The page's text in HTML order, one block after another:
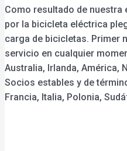
Como resultado de nuestra
por la bicicleta eléctrica
carga de bicicletas. Primer
servicio en cualquier
Australia, Irlanda, América,
Socios estables y de
Francia, Italia, Polonia,